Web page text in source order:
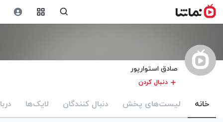
صادق استوارپور
دنبال کردن
خانه لیست‌های پخش دنبال کنندگان لایک‌ها